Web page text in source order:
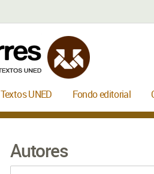
Textos UNED Fondo editorial
Autores